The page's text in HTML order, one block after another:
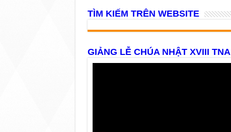
TÌM KIẾM TRÊN WEBSITE
GIẢNG LỄ CHÚA NHẬT XVIII TNA